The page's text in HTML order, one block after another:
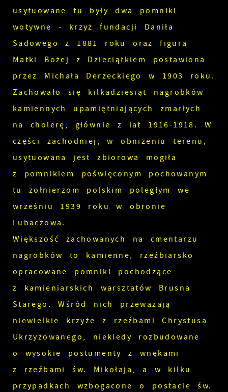
usytuowane tu były dwa pomniki
wotywne - krzyż fundacji Daniła
Sadowego z 1881 roku oraz figura
Matki Bożej z Dzieciątkiem postawiona
przez Michała Derzeckiego w 1903 roku.
Zachowało się kilkadziesiąt nagrobków
kamiennych upamiętniających zmarłych
na cholerę, głównie z lat 1916-1918. W
części zachodniej, w obniżeniu terenu,
usytuowana jest zbiorowa mogiła
z pomnikiem poświęconym pochowanym
tu żołnierzom polskim poległym we
wrześniu 1939 roku w obronie
Lubaczowa.
Większość zachowanych na cmentarzu
nagrobków to kamienne, rzeźbiarsko
opracowane pomniki pochodzące
z kamieniarskich warsztatów Brusna
Starego. Wśród nich przeważają
niewielkie krzyże z rzeźbami Chrystusa
Ukrzyżowanego, niekiedy rozbudowane
o wysokie postumenty z wnękami
z rzeźbami św. Mikołaja, a w kilku
przypadkach wzbogacone o postacie św.